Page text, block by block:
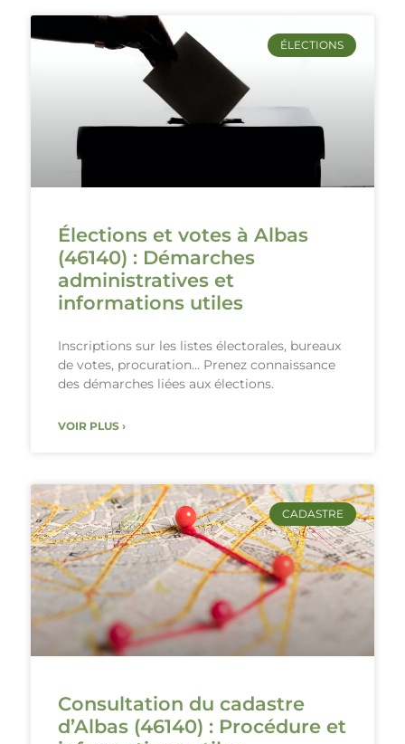
ÉLECTIONS
Élections et votes à Albas
(46140) : Démarches
administratives et
informations utiles
Inscriptions sur les listes électorales, bureaux
de votes, procuration… Prenez connaissance
des démarches liées aux élections.
VOIR PLUS ›
CADASTRE
Consultation du cadastre
d’Albas (46140) : Procédure et